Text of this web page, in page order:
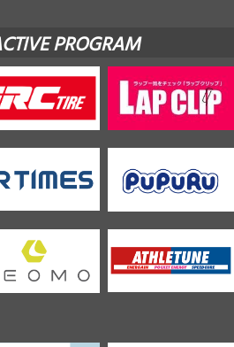
PROGRAM